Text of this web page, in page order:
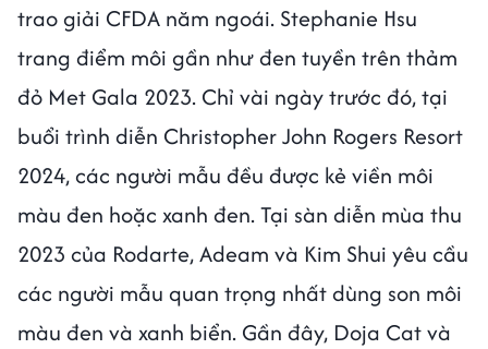
trao giải CFDA năm ngoái. Stephanie Hsu
trang điểm môi gần như đen tuyền trên thảm
đỏ Met Gala 2023. Chỉ vài ngày trước đó, tại
buổi trình diễn Christopher John Rogers Resort
2024, các người mẫu đều được kẻ viền môi
màu đen hoặc xanh đen. Tại sàn diễn mùa thu
2023 của Rodarte, Adeam và Kim Shui yêu cầu
các người mẫu quan trọng nhất dùng son môi
màu đen và xanh biển. Gần đây, Doja Cat và